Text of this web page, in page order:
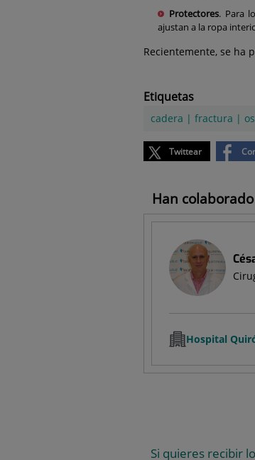
Protectores. Para
ajustan a la ropa
Recientemente, se ha
Etiquetas
cadera | fractura |
Twittear
Han
Hospital
Si quieres recibir